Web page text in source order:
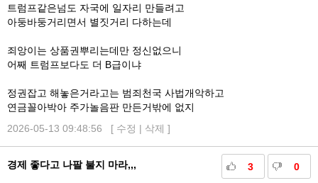
트럼프같은넘도 자국에 일자리 만들려고
아둥바둥거리면서 별짓거리 다하는데
죄앙이는 상품권뿌리는데만 정신없으니
어째 트럼프보다도 더 B급이냐
정권잡고 해놓은거라고는 범죄천국 사법개악하고
연금꼴아박아 주가놀음판 만든거밖에 없지
2026-05-13 09:48:56 [ 수정 | 삭제 ]
3 0
경제 좋다고 나팔 불지 마라,,,